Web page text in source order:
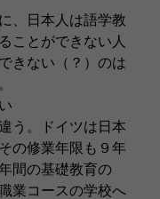
、日本人は語学教
ことができない人
きない（？）のは
う。ドイツは日本
の修業年限も９年
間の基礎教育の
業コースの学校へ